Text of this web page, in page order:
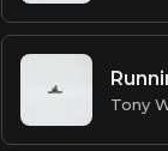
Tony